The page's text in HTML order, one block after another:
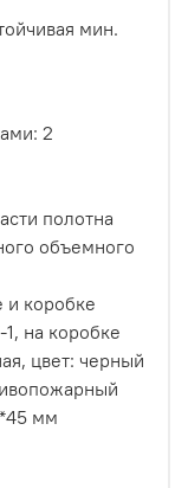
мин.
2
полотна
объемного
и коробке
на коробке
цвет: черный
мм